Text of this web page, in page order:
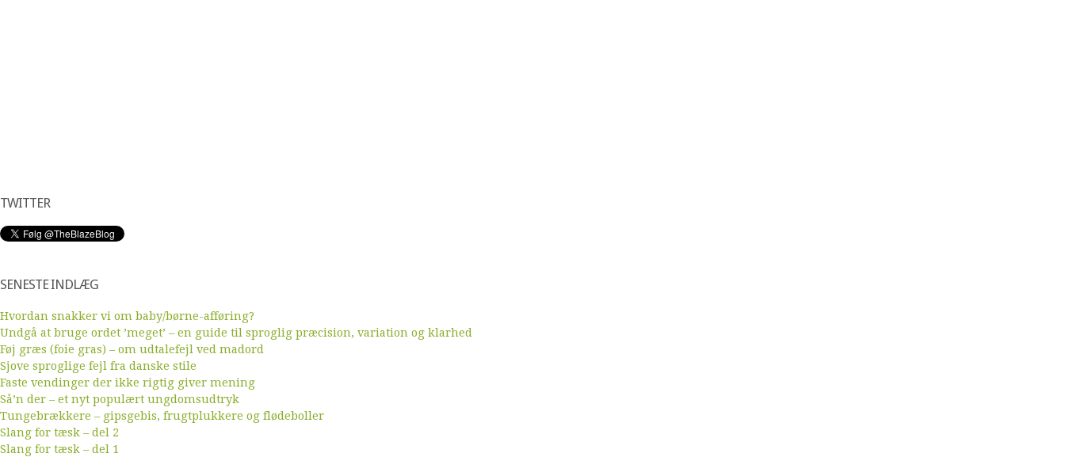
TWITTER
SENESTE INDLÆG
Hvordan snakker vi om baby/børne-afføring?
Undgå at bruge ordet ’meget’ – en guide til sproglig præcision, variation og klarhed
Føj græs (foie gras) – om udtalefejl ved madord
Sjove sproglige fejl fra danske stile
Faste vendinger der ikke rigtig giver mening
Så’n der – et nyt populært ungdomsudtryk
Tungebrækkere – gipsgebis, frugtplukkere og flødeboller
Slang for tæsk – del 2
Slang for tæsk – del 1